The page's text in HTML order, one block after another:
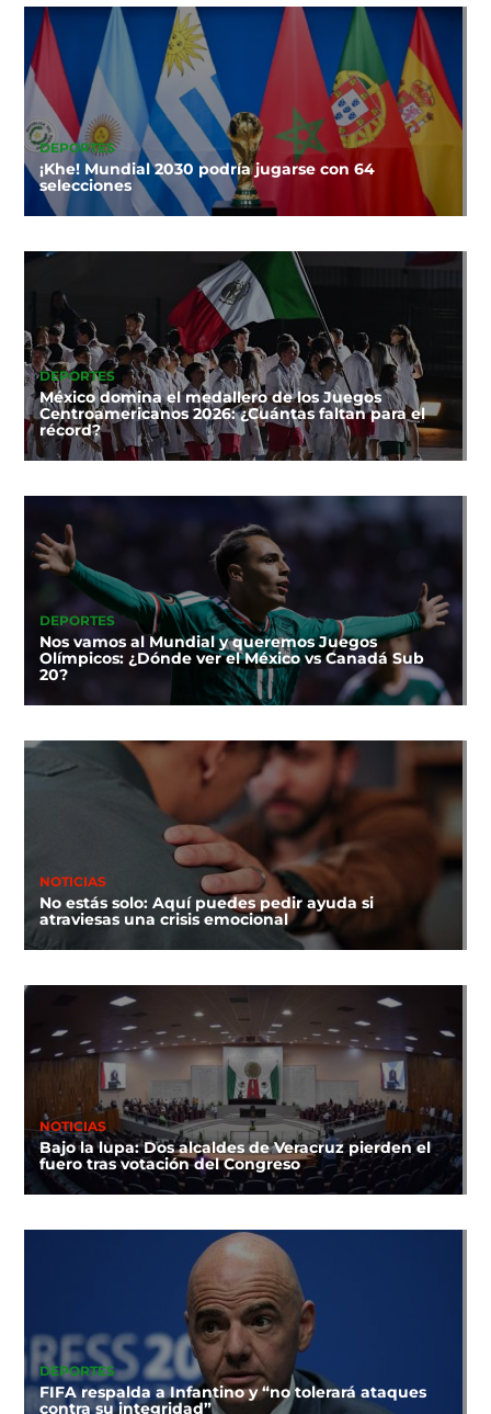
DEPORTES
¡Khe! Mundial 2030 podría jugarse con 64
selecciones
DEPORTES
México domina el medallero de los Juegos
Centroamericanos 2026: ¿Cuántas faltan para el
récord?
DEPORTES
Nos vamos al Mundial y queremos Juegos
Olímpicos: ¿Dónde ver el México vs Canadá Sub
20?
NOTICIAS
No estás solo: Aquí puedes pedir ayuda si
atraviesas una crisis emocional
NOTICIAS
Bajo la lupa: Dos alcaldes de Veracruz pierden el
fuero tras votación del Congreso
DEPORTES
FIFA respalda a Infantino y “no tolerará ataques
contra su integridad”